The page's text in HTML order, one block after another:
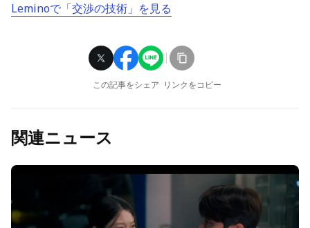
Leminoで「交渉の技術」を見る
この記事をシェア リンクをコピー
関連ニュース